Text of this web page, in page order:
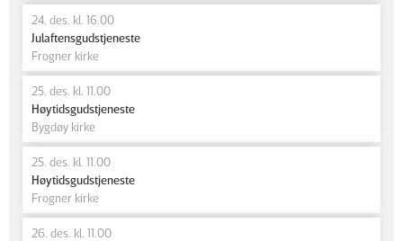
24. des. kl. 16.00
Julaftensgudstjeneste
Frogner kirke
25. des. kl. 11.00
Høytidsgudstjeneste
Bygdøy kirke
25. des. kl. 11.00
Høytidsgudstjeneste
Frogner kirke
26. des. kl. 11.00